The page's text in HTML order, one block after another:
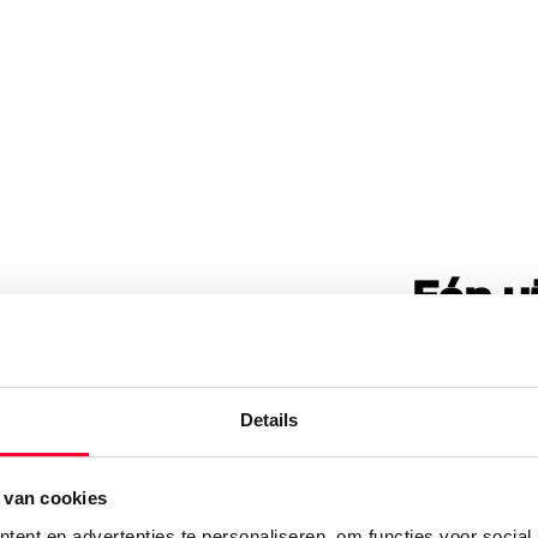
Details
cookies
Eén
het
Naast de
van
dezelfde stijl